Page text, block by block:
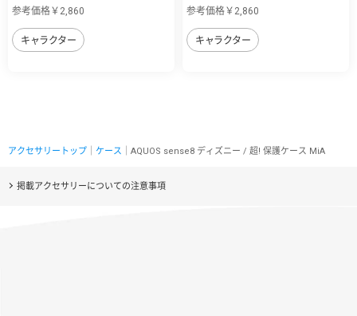
参考価格￥2,860
キャラクター
参考価格￥2,860
キャラクター
アクセサリートップ ケース ｜AQUOS sense8 ディズニー / 超! 保護ケース MiA
掲載アクセサリーについての注意事項